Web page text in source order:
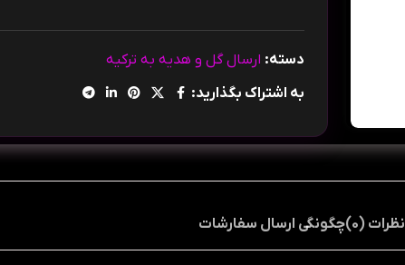
دسته: ارسال گل و هدیه به ترکیه
به اشتراک بگذارید:
نظرات (0) چگونگی ارسال سفارشات